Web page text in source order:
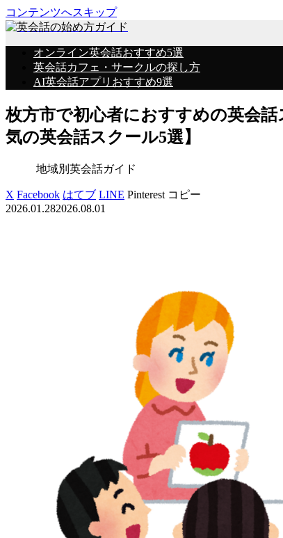
コンテンツへスキップ
オンライン英会話おすすめ5選
英会話カフェ・サークルの探し方
AI英会話アプリおすすめ9選
枚方市で初心者におすすめの英会
気の英会話スクール5選】
地域別英会話ガイド
X Facebook はてブ LINE Pinterest コピー
2026.01.282026.08.01